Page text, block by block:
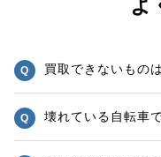
買取できないもの
壊れている自転車